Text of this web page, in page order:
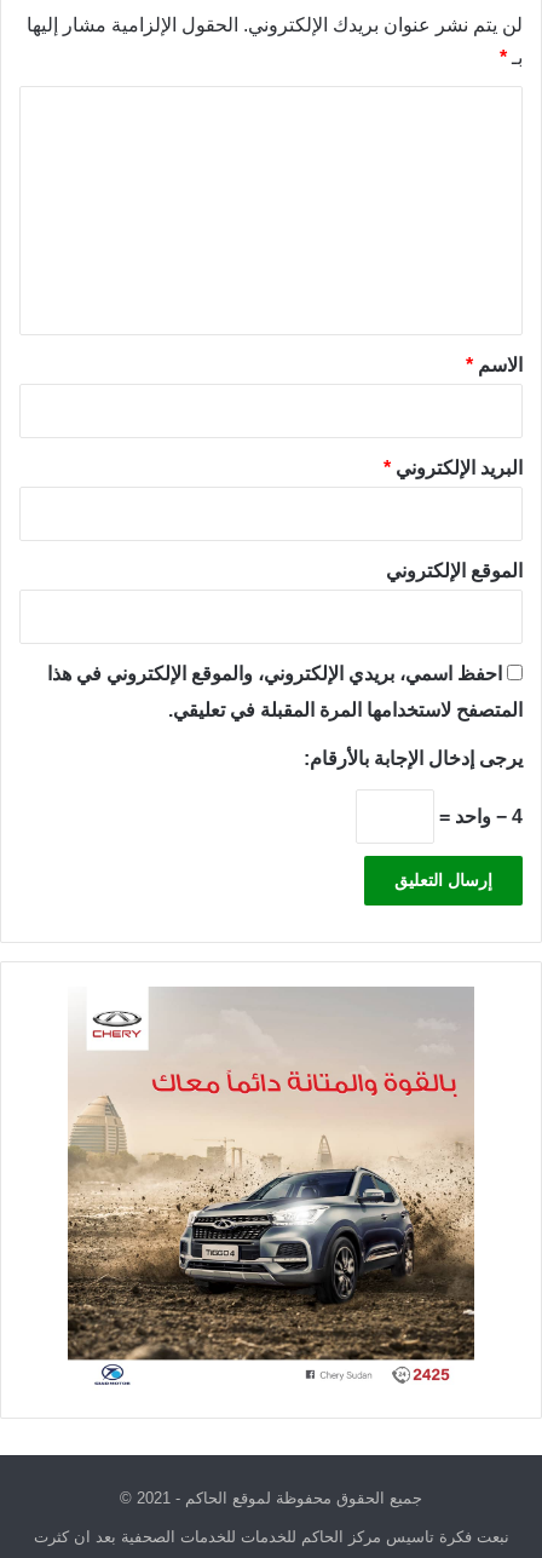
لن يتم نشر عنوان بريدك الإلكتروني. الحقول الإلزامية مشار إليها
بـ *
*الاسم *
البريد الإلكتروني *
الموقع الإلكتروني
احفظ اسمي، بريدي الإلكتروني، والموقع الإلكتروني في هذا
المتصفح لاستخدامها المرة المقبلة في تعليقي.
يرجى إدخال الإجابة بالأرقام:
4 − واحد =
جميع الحقوق محفوظة لموقع الحاكم - 2021 ©
نبعت فكرة تاسيس مركز الحاكم للخدمات للخدمات الصحفية بعد ان كثرت